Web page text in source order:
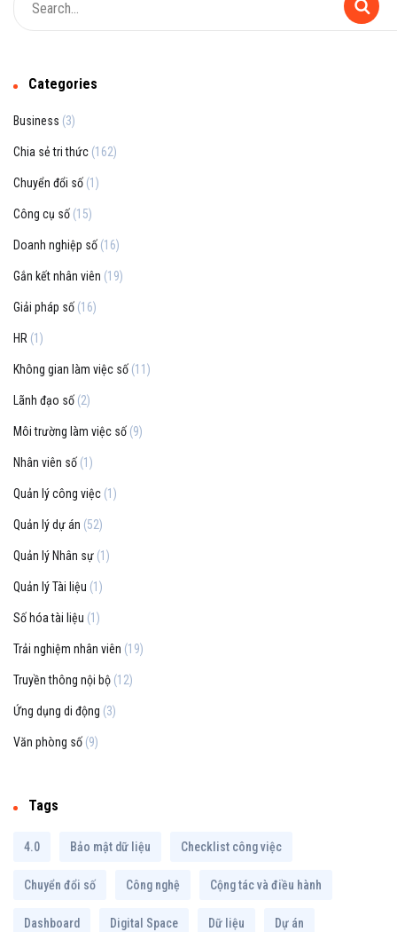
Categories
Business (3)
Chia sẻ tri thức (162)
Chuyển đổi số (1)
Công cụ số (15)
Doanh nghiệp số (16)
Gắn kết nhân viên (19)
Giải pháp số (16)
HR (1)
Không gian làm việc số (11)
Lãnh đạo số (2)
Môi trường làm việc số (9)
Nhân viên số (1)
Quản lý công việc (1)
Quản lý dự án (52)
Quản lý Nhân sự (1)
Quản lý Tài liệu (1)
Số hóa tài liệu (1)
Trải nghiệm nhân viên (19)
Truyền thông nội bộ (12)
Ứng dụng di động (3)
Văn phòng số (9)
Tags
4.0 Bảo mật dữ liệu Checklist công việc
Chuyển đổi số Công nghệ Cộng tác và điều hành
Dashboard Digital Space Dữ liệu Dự án